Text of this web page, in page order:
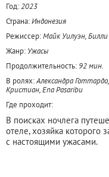
Год:2023
Страна:Индонезия
Режиссер:Майк Уилуэн,
Жанр: Ужасы
Продолжительность: 92 мин.
В ролях:Александра
Кристиан, Ena Pasaribu
Где проходит:
В поисках ночлега
отеле, хозяйка которого
с настоящими ужасами.